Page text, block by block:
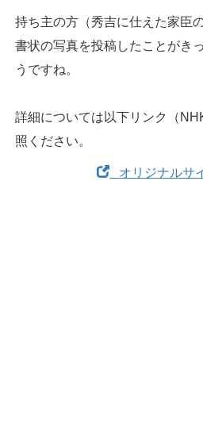
持ち主の方（秀吉に仕えた家臣
書状の写真を投稿したことがき
うですね。
詳細については以下リンク（
照ください。
オリジナルサ